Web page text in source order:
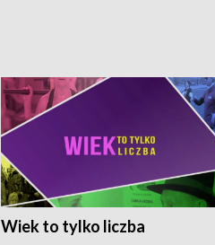
Wiek to tylko liczba